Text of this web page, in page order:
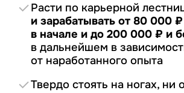
Расти по карьерной
и зарабатыватьот 80 000 ₽
в начале и до 200 000 ₽ и
в дальнейшем в
от наработанного опыта
Твердо стоять на ногах, ни